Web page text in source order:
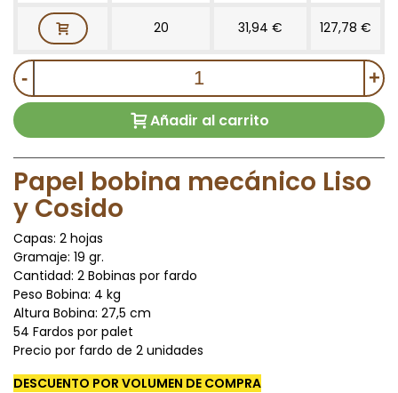
20 31,94 € 127,78 €
- +
Añadir al carrito
Papel bobina mecánico Liso
y Cosido
Capas: 2 hojas
Gramaje: 19 gr.
Cantidad: 2 Bobinas por fardo
Peso Bobina: 4 kg
Altura Bobina: 27,5 cm
54 Fardos por palet
Precio por fardo de 2 unidades
DESCUENTO POR VOLUMEN DE COMPRA